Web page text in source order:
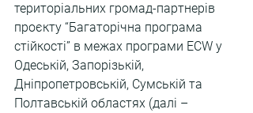
територіальних громад-партнерів
проєкту “Багаторічна програма
стійкості” в межах програми ECW у
Одеській, Запорізькій,
Дніпропетровській, Сумській та
Полтавській областях (далі –